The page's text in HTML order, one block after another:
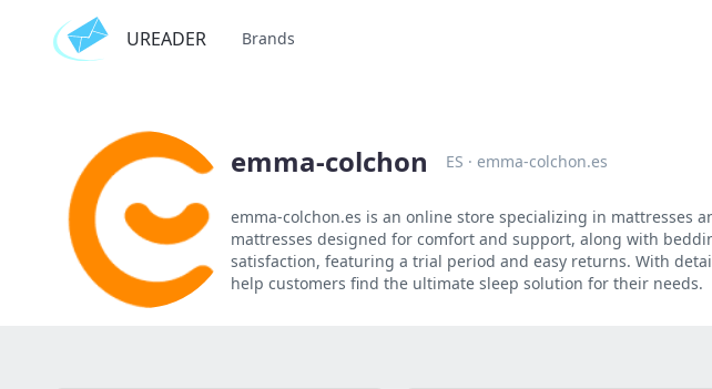
UREADER Brands
emma-colchon ES · emma-colchon.es
emma-colchon.es is an online store specializing in mattresses
mattresses designed for comfort and support, along with
satisfaction, featuring a trial period and easy returns. With
help customers find the ultimate sleep solution for their needs.